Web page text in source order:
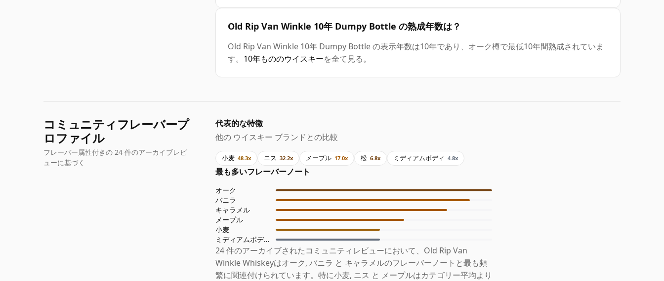
Old Rip Van Winkle 10年 Dumpy Bottle の熟成年数は？
Old Rip Van Winkle 10年 Dumpy Bottle の表示年数は10年であり、オーク樽で最低10年間熟成されていま
す。 10年もののウイスキーを全て見る。
コミュニティフレーバープ
ロファイル
フレーバー属性付きの 24 件のアーカイブレビ
ューに基づく
代表的な特徴
他の ウイスキー ブランドとの比較
小麦 48.3x ニス 32.2x メープル 17.0x 松 6.8x ミディアムボディ 4.8x
最も多いフレーバーノート
オーク
バニラ
キャラメル
メープル
小麦
ミディアムボディ
24 件のアーカイブされたコミュニティレビューにおいて、Old Rip Van
Winkle Whiskeyはオーク, バニラ と キャラメルのフレーバーノートと最も頻
繁に関連付けられています。特に小麦, ニス と メープルはカテゴリー平均より